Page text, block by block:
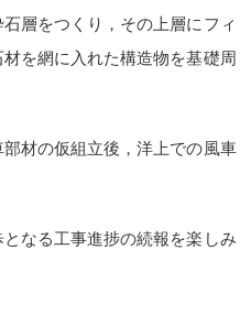
層をつくり，その上層にフィ
を網に入れた構造物を基礎周
材の仮組立後，洋上での風車
なる工事進捗の続報を楽しみ